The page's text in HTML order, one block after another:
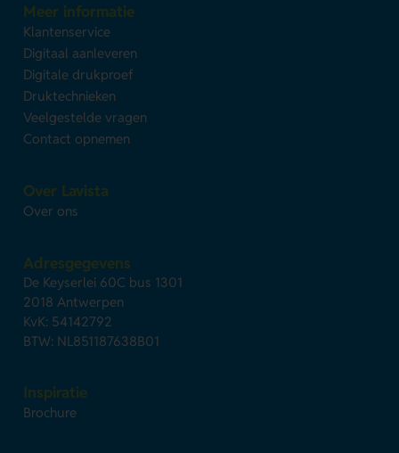
Meer informatie
Klantenservice
Digitaal aanleveren
Digitale drukproef
Druktechnieken
Veelgestelde vragen
Contact opnemen
Over Lavista
Over ons
Adresgegevens
De Keyserlei 60C bus 1301
2018 Antwerpen
KvK: 54142792
BTW: NL851187638B01
Inspiratie
Brochure